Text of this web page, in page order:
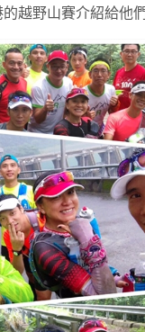
越野山賽介紹給他